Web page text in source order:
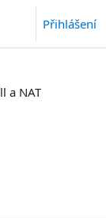
Přihlášení
a NAT